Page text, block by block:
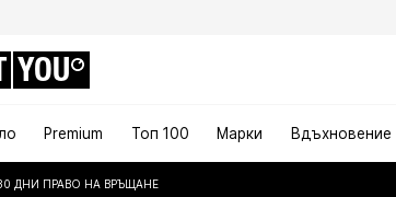
YOU
Premium Топ 100 Марки Вдъхновение
ДНИ ПРАВО НА ВРЪЩАНЕ